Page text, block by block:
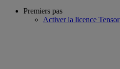
Premiers pas
Activer la licence Tensor